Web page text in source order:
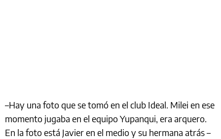
–Hay una foto que se tomó en el club Ideal. Milei en ese
momento jugaba en el equipo Yupanqui, era arquero.
En la foto está Javier en el medio y su hermana atrás –